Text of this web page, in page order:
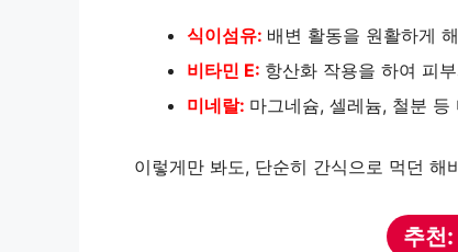
식이섬유: 배변 활동을 원활하게
비타민 E: 항산화 작용을 하여 피
미네랄: 마그네슘, 셀레늄, 철분
이렇게만 봐도, 단순히 간식으로 먹던
추천